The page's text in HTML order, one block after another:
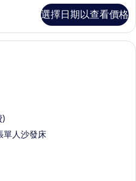
選擇日期以查看價格
頂級套房, 2 間臥室, 陽台, 海景 | 客房景
)
單人沙發床